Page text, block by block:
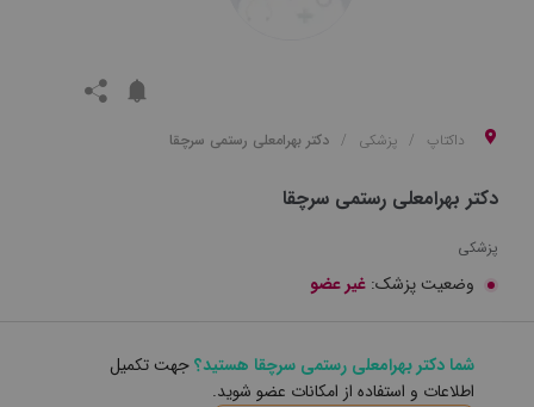
داکتاپ پزشکی دکتر بهرامعلی رستمی سرچقا
دکتر بهرامعلی رستمی سرچقا
پزشکی
وضعیت پزشک: غیر عضو
شما دکتر بهرامعلی رستمی سرچقا هستید؟جهت تکمیل
اطلاعات و استفاده از امکانات عضو شوید.